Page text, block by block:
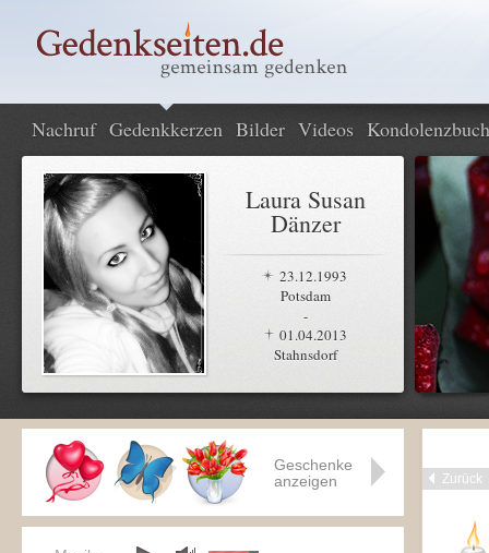
Nachruf Gedenkkerzen Bilder Videos Kondolenzbuch
Laura Susan
Dänzer
23.12.1993
Potsdam
-
01.04.2013
Stahnsdorf
Zurück
Geschenke
anzeigen